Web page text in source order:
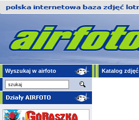
Wyszukaj w airfoto Katalog zdjęć